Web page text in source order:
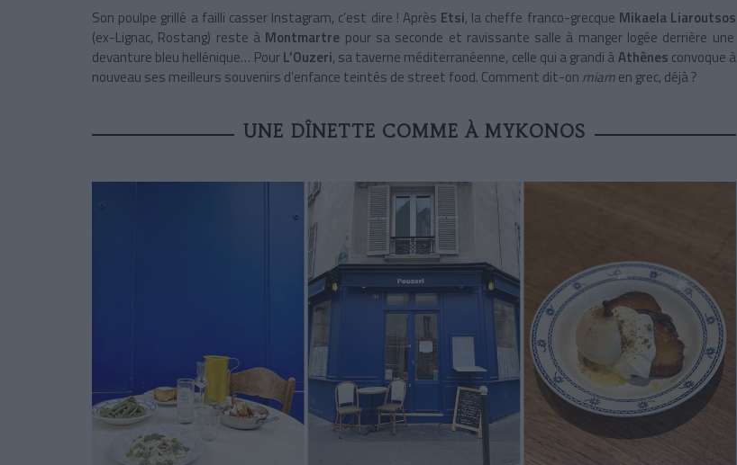
Son poulpe grillé a failli casser Instagram, c’est dire ! Après Etsi, la cheffe franco-grecque Mikaela Liaroutsos
(ex-Lignac, Rostang) reste à Montmartre pour sa seconde et ravissante salle à manger logée derrière une
devanture bleu hellénique… PourL’Ouzeri, sa taverne méditerranéenne, celle qui a grandi àAthènes convoque à
nouveau ses meilleurs souvenirs d’enfance teintés de street food. Comment dit-on miamen grec, déjà ?
UNE DÎNETTE COMME À MYKONOS